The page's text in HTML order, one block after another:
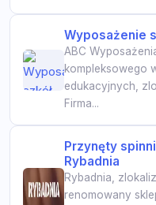
Wyposażenie
ABC
kompleksowego
edukacyjnych,
Firma...
Przynęty
Rybadnia
Rybadnia,
renomowany